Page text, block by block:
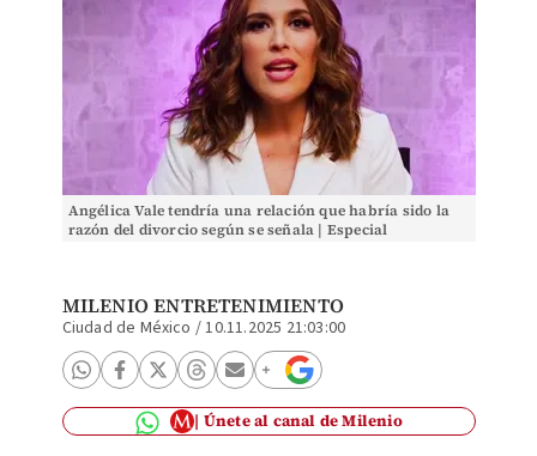
Angélica Vale tendría una relación que habría sido la
razón del divorcio según se señala | Especial
MILENIO ENTRETENIMIENTO
Ciudad de México /10.11.2025 21:03:00
Únete al canal de Milenio